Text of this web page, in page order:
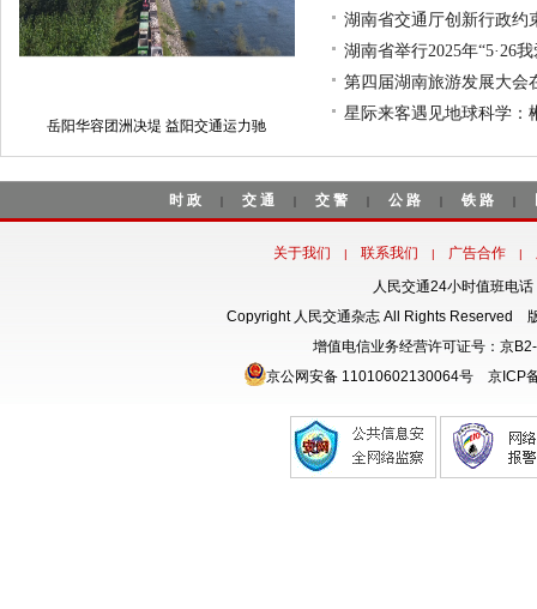
岳阳华容团洲决堤 益阳交通运力驰
湖南省交通厅创新行政约
湖南省举行2025年“5·26
第四届湖南旅游发展大会
星际来客遇见地球科学：
时政 交通 交警 公路 铁路
关于我们 联系我们 广告合作
人民交通24小时值班电
Copyright 人民交通杂志 All Rights Reserved
增值电信业务经营许可证号：京
京公网安备 11010602130064号
京ICP